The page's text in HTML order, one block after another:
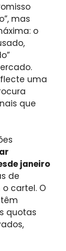
mas
o
uma
que
janeiro
de
cartel. O
quotas